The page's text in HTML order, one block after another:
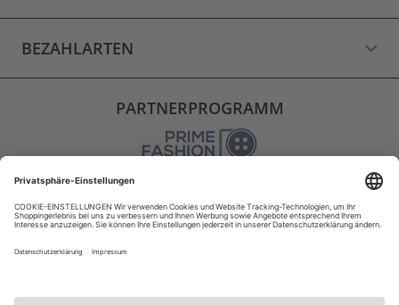
BEZAHLARTEN
PARTNERPROGRAMM
VERSAND